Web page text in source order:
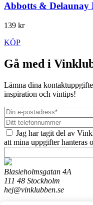
Abbotts & Delaunay
139 kr
KÖP
Gå med i
Lämna dina
inspiration och vintips!
Jag har tagit del av
att mina uppgifter hanteras
Blasieholmsgatan 4A
111 48 Stockholm
hej@vinklubben.se